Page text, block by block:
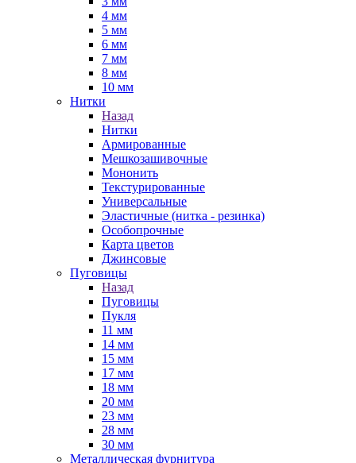
4 мм
5 мм
6 мм
7 мм
8 мм
10 мм
Нитки
Назад
Нитки
Армированные
Мешкозашивочные
Мононить
Текстурированные
Универсальные
Эластичные (нитка - резинка)
Особопрочные
Карта цветов
Джинсовые
Пуговицы
Назад
Пуговицы
Пукля
11 мм
14 мм
15 мм
17 мм
18 мм
20 мм
23 мм
28 мм
30 мм
Металлическая фурнитура